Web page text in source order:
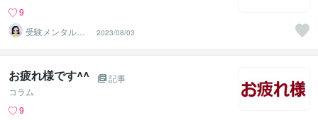
9
受験メンタルト
レーナー イロ
ハル
2023/08/03
お疲れ様です^^
記事
コラム
9